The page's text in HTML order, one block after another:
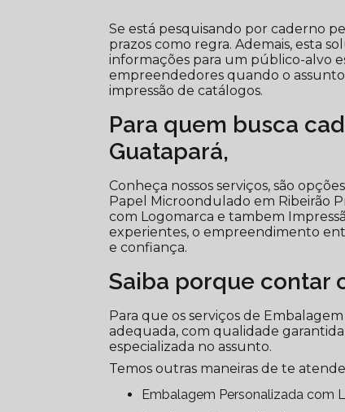
Se está pesquisando por caderno
prazos como regra. Ademais, esta
informações para um público-alvo
empreendedores quando o
impressão de catálogos.
Para quem busca
Guatapará,
Conheça nossos serviços, são
Papel Microondulado em Ribeirão
com Logomarca e tambem
experientes, o empreendimento
e confiança.
Saiba porque contar
Para que os serviços de
adequada, com qualidade
especializada no assunto.
Temos outras maneiras de te
Embalagem Personalizada com